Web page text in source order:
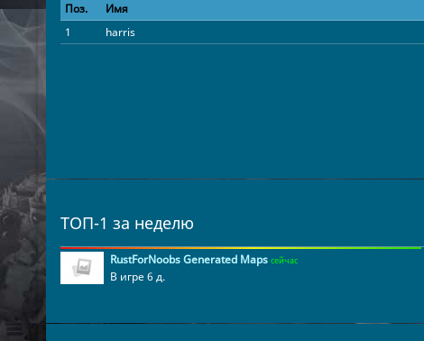
Поз. Имя
1
harris
ТОП-1 за неделю
RustForNoobs Generated Maps сейчас
В игре 6 д.